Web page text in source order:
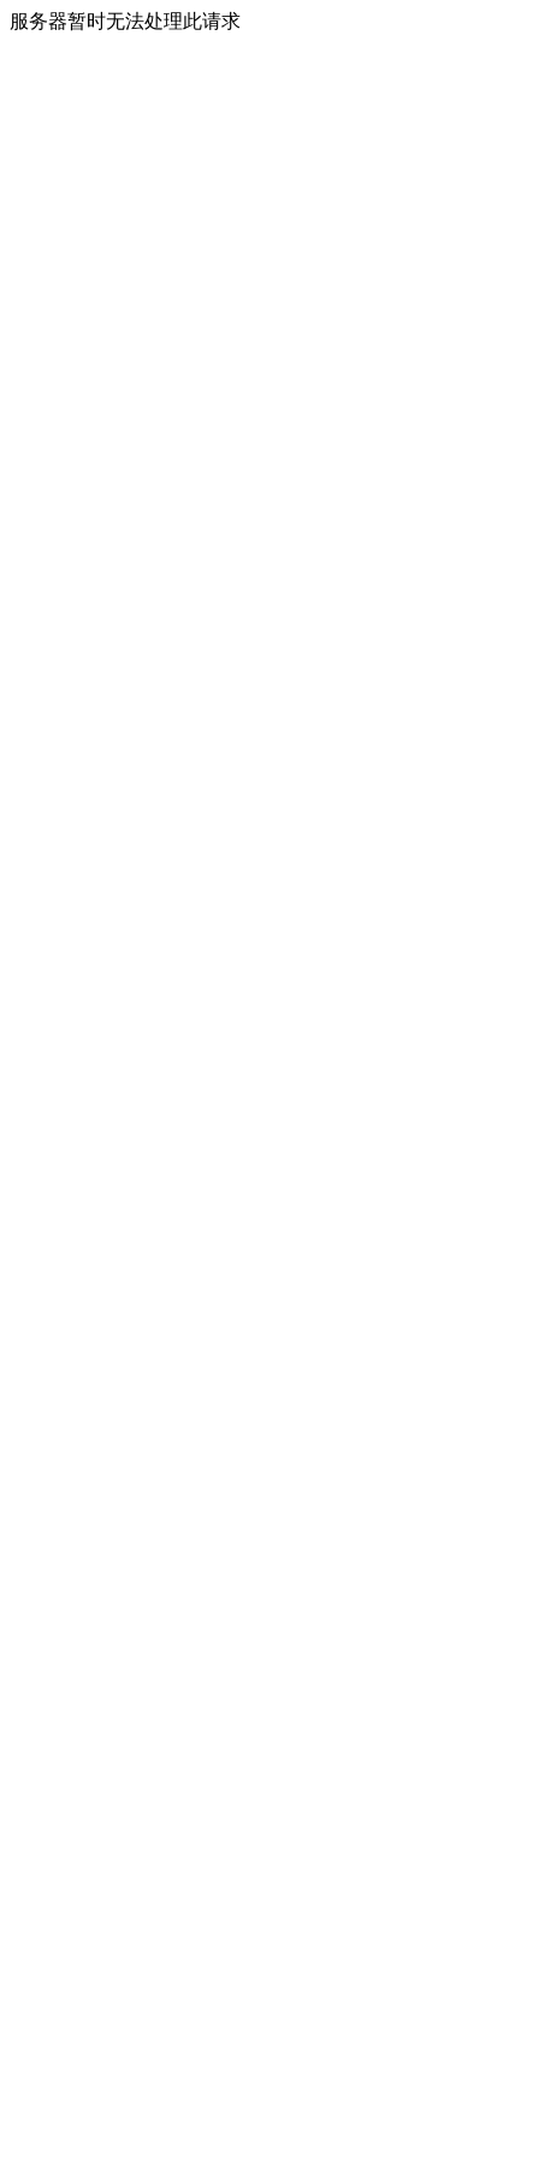
服务器暂时无法处理此请求